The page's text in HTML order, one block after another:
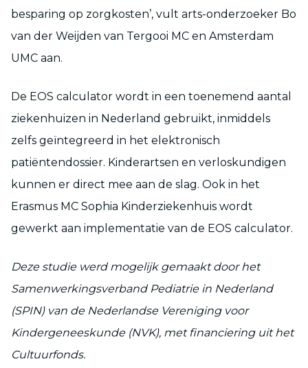
besparing op zorgkosten’, vult arts-onderzoeker Bo
van der Weijden van Tergooi MC en Amsterdam
UMC aan.
De EOS calculator wordt in een toenemend aantal
ziekenhuizen in Nederland gebruikt, inmiddels
zelfs geïntegreerd in het elektronisch
patiëntendossier. Kinderartsen en verloskundigen
kunnen er direct mee aan de slag. Ook in het
Erasmus MC Sophia Kinderziekenhuis wordt
gewerkt aan implementatie van de EOS calculator.
Deze studie werd mogelijk gemaakt door het
Samenwerkingsverband Pediatrie in Nederland
(SPIN) van de Nederlandse Vereniging voor
Kindergeneeskunde (NVK), met financiering uit het
Cultuurfonds.